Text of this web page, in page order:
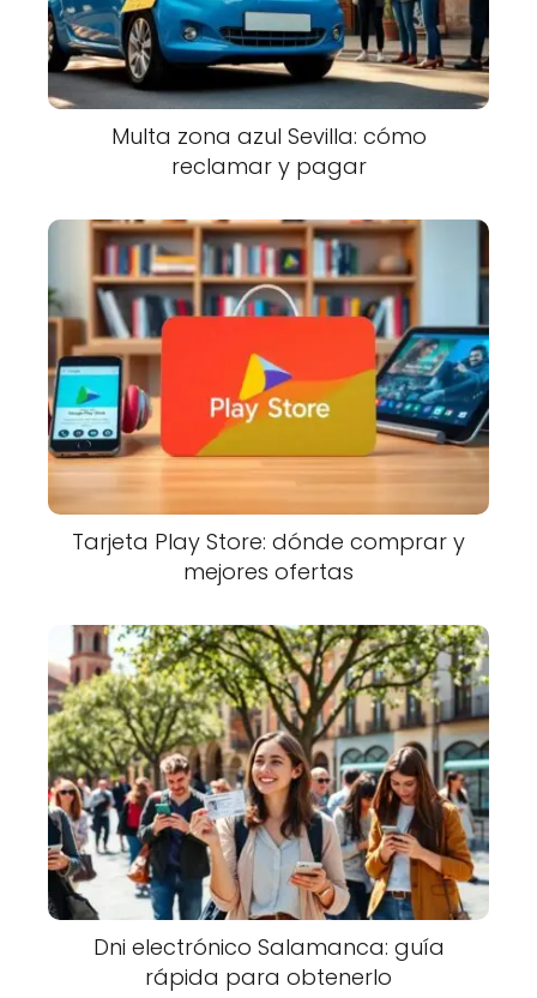
Multa zona azul Sevilla: cómo
reclamar y pagar
Tarjeta Play Store: dónde comprar y
mejores ofertas
Dni electrónico Salamanca: guía
rápida para obtenerlo